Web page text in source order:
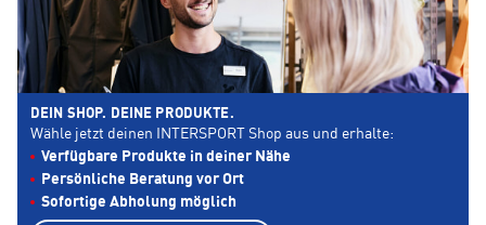
DEIN SHOP. DEINE PRODUKTE.
Wähle jetzt deinen INTERSPORT Shop aus und erhalte:
Verfügbare Produkte in deiner Nähe
Persönliche Beratung vor Ort
Sofortige Abholung möglich